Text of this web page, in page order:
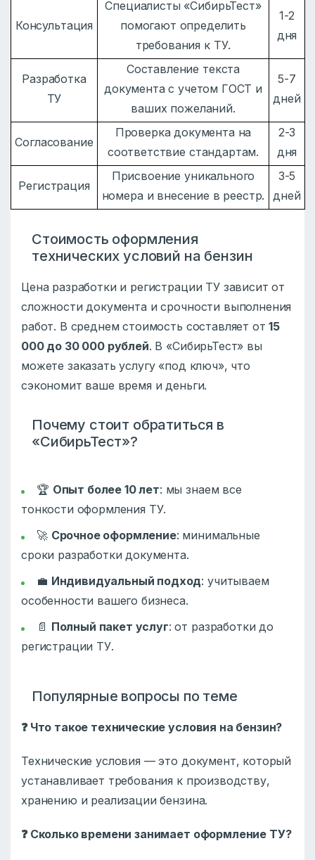
Консультация
Специалисты «СибирьТест»
помогают определить
требования к ТУ.
1-2
дня
Разработка
ТУ
Составление текста
документа с учетом ГОСТ и
ваших пожеланий.
5-7
дней
Согласование
Проверка документа на
соответствие стандартам.
2-3
дня
Регистрация
Присвоение уникального
номера и внесение в реестр.
3-5
дней
Стоимость оформления
технических условий на бензин
Цена разработки и регистрации ТУ зависит от
сложности документа и срочности выполнения
работ. В среднем стоимость составляет от15
000 до 30 000 рублей. В «СибирьТест» вы
можете заказать услугу «под ключ», что
сэкономит ваше время и деньги.
Почему стоит обратиться в
«СибирьТест»?
🏆 Опыт более 10 лет: мы знаем все
тонкости оформления ТУ.
🚀 Срочное оформление: минимальные
сроки разработки документа.
💼 Индивидуальный подход: учитываем
особенности вашего бизнеса.
📄 Полный пакет услуг: от разработки до
регистрации ТУ.
Популярные вопросы по теме
❓ Что такое технические условия на бензин?
Технические условия — это документ, который
устанавливает требования к производству,
хранению и реализации бензина.
❓ Сколько времени занимает оформление ТУ?